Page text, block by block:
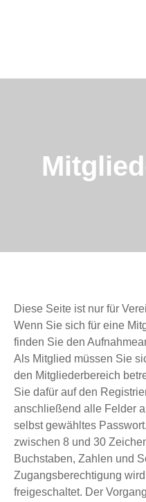
Diese Seite ist nur für
Wenn Sie sich für eine
finden Sie den
Als Mitglied müssen Sie
den Mitgliederbereich
Sie dafür auf den
anschließend alle Felder
selbst gewähltes
zwischen 8 und 30
Buchstaben, Zahlen und
Zugangsberechtigung
freigeschaltet. Der